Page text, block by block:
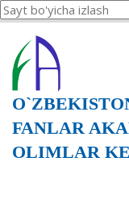
FANLAR
OLIMLAR